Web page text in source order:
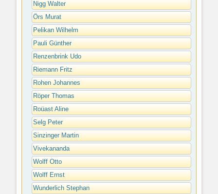
Nigg Walter
Örs Murat
Pelikan Wilhelm
Pauli Günther
Renzenbrink Udo
Riemann Fritz
Rohen Johannes
Röper Thomas
Roüast Aline
Selg Peter
Sinzinger Martin
Vivekananda
Wolff Otto
Wolff Ernst
Wunderlich Stephan